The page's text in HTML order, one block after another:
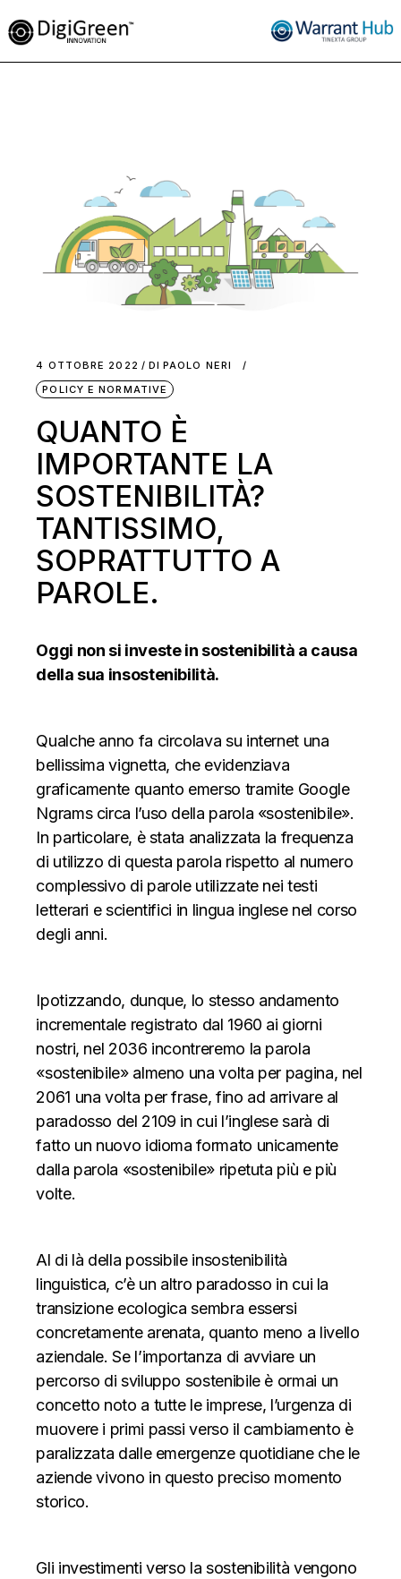
4 OTTOBRE 2022 DI PAOLO NERI
POLICY E NORMATIVE
QUANTO È
IMPORTANTE LA
SOSTENIBILITÀ?
TANTISSIMO,
SOPRATTUTTO A
PAROLE.
Oggi non si investe in sostenibilità a causa
della sua insostenibilità.
Qualche anno fa circolava su internet una
bellissima vignetta, che evidenziava
graficamente quanto emerso tramite Google
Ngrams circa l’uso della parola «sostenibile».
In particolare, è stata analizzata la frequenza
di utilizzo di questa parola rispetto al numero
complessivo di parole utilizzate nei testi
letterari e scientifici in lingua inglese nel corso
degli anni.
Ipotizzando, dunque, lo stesso andamento
incrementale registrato dal 1960 ai giorni
nostri, nel 2036 incontreremo la parola
«sostenibile» almeno una volta per pagina, nel
2061 una volta per frase, fino ad arrivare al
paradosso del 2109 in cui l’inglese sarà di
fatto un nuovo idioma formato unicamente
dalla parola «sostenibile» ripetuta più e più
volte.
Al di là della possibile insostenibilità
linguistica, c’è un altro paradosso in cui la
transizione ecologica sembra essersi
concretamente arenata, quanto meno a livello
aziendale. Se l’importanza di avviare un
percorso di sviluppo sostenibile è ormai un
concetto noto a tutte le imprese, l’urgenza di
muovere i primi passi verso il cambiamento è
paralizzata dalle emergenze quotidiane che le
aziende vivono in questo preciso momento
storico.
Gli investimenti verso la sostenibilità vengono